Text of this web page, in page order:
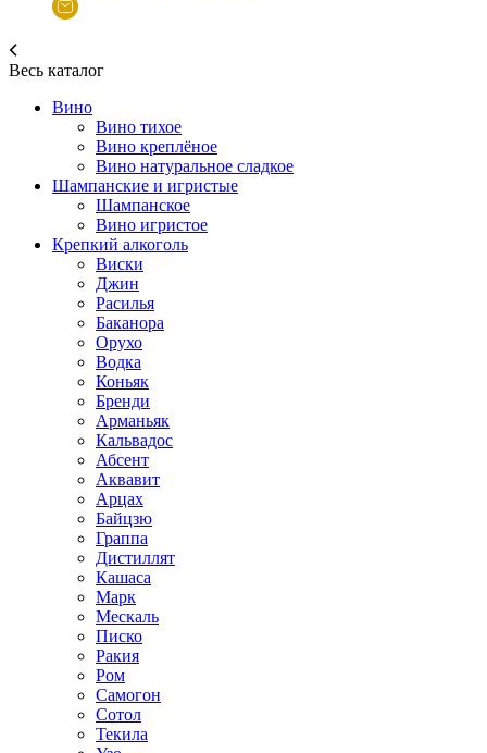
Весь каталог
Вино
Вино тихое
Вино креплёное
Вино натуральное сладкое
Шампанские и игристые
Шампанское
Вино игристое
Крепкий алкоголь
Виски
Джин
Расилья
Баканора
Орухо
Водка
Коньяк
Бренди
Арманьяк
Кальвадос
Абсент
Аквавит
Арцах
Байцзю
Граппа
Дистиллят
Кашаса
Марк
Мескаль
Писко
Ракия
Ром
Самогон
Сотол
Текила